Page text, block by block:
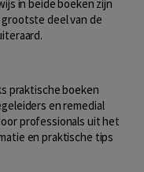
in beide boeken zijn
deel van de
praktische boeken
en remedial
professionals uit het
en praktische tips